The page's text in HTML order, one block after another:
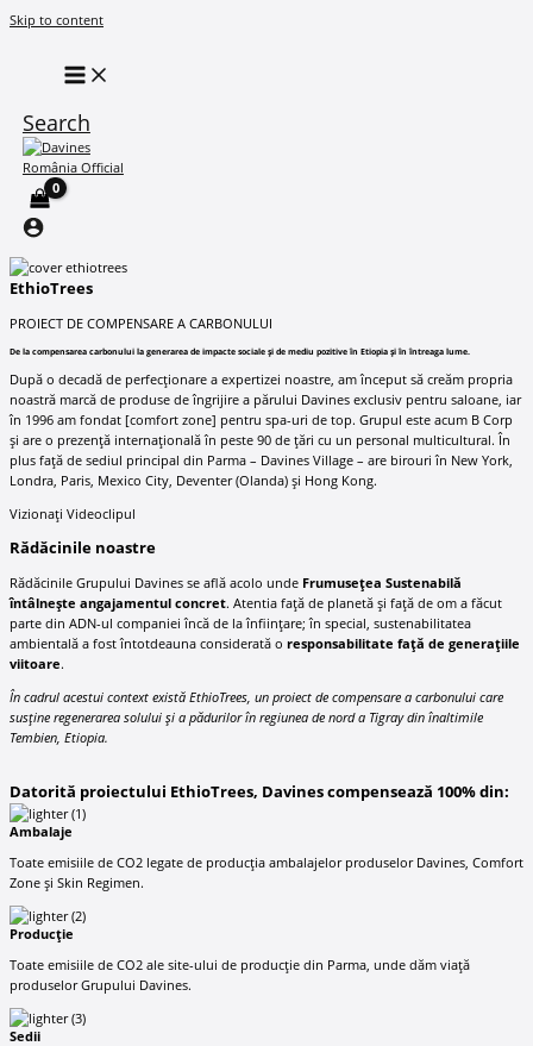
Skip to content
Search
EthioTrees
PROIECT DE COMPENSARE A CARBONULUI
De la compensarea carbonului la generarea de impacte sociale și de mediu pozitive în Etiopia și în întreaga lume.
După o decadă de perfecționare a expertizei noastre, am început să creăm propria
noastră marcă de produse de îngrijire a părului Davines exclusiv pentru saloane, iar
în 1996 am fondat [comfort zone] pentru spa-uri de top. Grupul este acum B Corp
și are o prezență internațională în peste 90 de țări cu un personal multicultural. În
plus față de sediul principal din Parma – Davines Village – are birouri în New York,
Londra, Paris, Mexico City, Deventer (Olanda) și Hong Kong.
Vizionați Videoclipul
Rădăcinile noastre
Rădăcinile Grupului Davines se află acolo unde Frumusețea Sustenabilă
întâlnește angajamentul concret. Atentia față de planetă și față de om a făcut
parte din ADN-ul companiei încă de la înființare; în special, sustenabilitatea
ambientală a fost întotdeauna considerată o responsabilitate față de generațiile
viitoare.
În cadrul acestui context există EthioTrees, un proiect de compensare a carbonului care
susține regenerarea solului și a pădurilor în regiunea de nord a Tigray din înaltimile
Tembien, Etiopia.
Datorită proiectului EthioTrees, Davines compensează 100% din:
Ambalaje
Toate emisiile de CO2 legate de producția ambalajelor produselor Davines, Comfort
Zone și Skin Regimen.
Producție
Toate emisiile de CO2 ale site-ului de producție din Parma, unde dăm viață
produselor Grupului Davines.
Sedii